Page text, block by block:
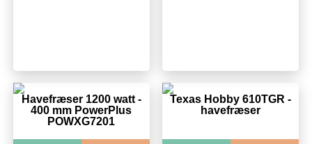
Havefræser 1200 watt -
400 mm PowerPlus
POWXG7201
Texas Hobby 610TGR -
havefræser